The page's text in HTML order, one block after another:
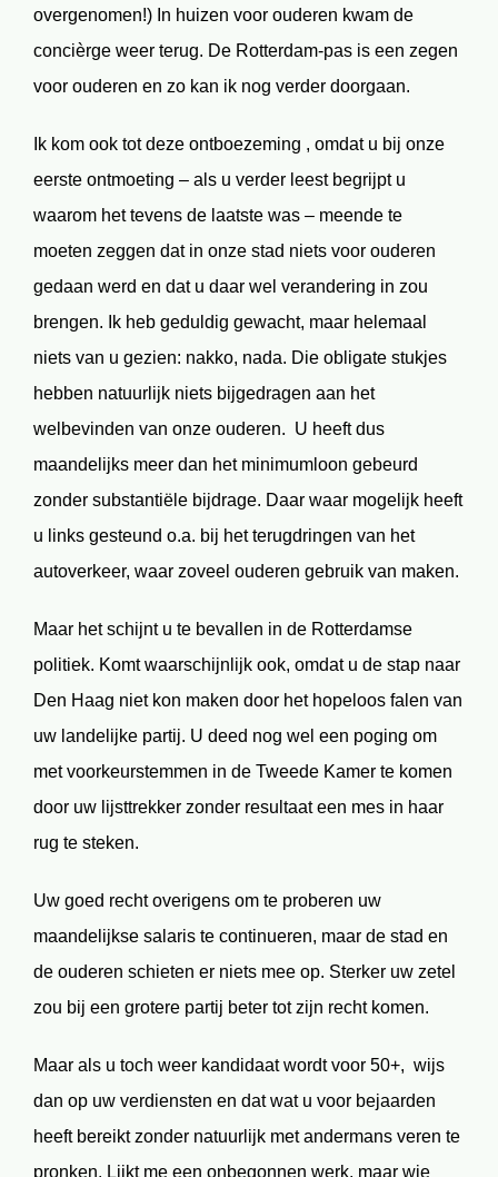
overgenomen!) In huizen voor ouderen kwam de
concièrge weer terug. De Rotterdam-pas is een zegen
voor ouderen en zo kan ik nog verder doorgaan.
Ik kom ook tot deze ontboezeming , omdat u bij onze
eerste ontmoeting – als u verder leest begrijpt u
waarom het tevens de laatste was – meende te
moeten zeggen dat in onze stad niets voor ouderen
gedaan werd en dat u daar wel verandering in zou
brengen. Ik heb geduldig gewacht, maar helemaal
niets van u gezien: nakko, nada. Die obligate stukjes
hebben natuurlijk niets bijgedragen aan het
welbevinden van onze ouderen. U heeft dus
maandelijks meer dan het minimumloon gebeurd
zonder substantiële bijdrage. Daar waar mogelijk heeft
u links gesteund o.a. bij het terugdringen van het
autoverkeer, waar zoveel ouderen gebruik van maken.
Maar het schijnt u te bevallen in de Rotterdamse
politiek. Komt waarschijnlijk ook, omdat u de stap naar
Den Haag niet kon maken door het hopeloos falen van
uw landelijke partij. U deed nog wel een poging om
met voorkeurstemmen in de Tweede Kamer te komen
door uw lijsttrekker zonder resultaat een mes in haar
rug te steken.
Uw goed recht overigens om te proberen uw
maandelijkse salaris te continueren, maar de stad en
de ouderen schieten er niets mee op. Sterker uw zetel
zou bij een grotere partij beter tot zijn recht komen.
Maar als u toch weer kandidaat wordt voor 50+, wijs
dan op uw verdiensten en dat wat u voor bejaarden
heeft bereikt zonder natuurlijk met andermans veren te
pronken. Lijkt me een onbegonnen werk, maar wie